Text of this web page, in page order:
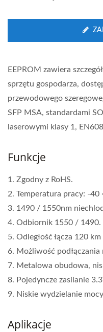
EEPROM zawiera
sprzętu gospodarza,
przewodowego
SFP MSA, standardami
laserowymi klasy 1,
Funkcje
1. Zgodny z RoHS.
2. Temperatura pracy: -40
3. 1490 / 1550nm
4. Odbiornik 1550 / 1490.
5. Odległość łącza 120
6. Możliwość podłączania
7. Metalowa obudowa,
8. Pojedyncze zasilanie
9. Niskie wydzielanie
Aplikacje